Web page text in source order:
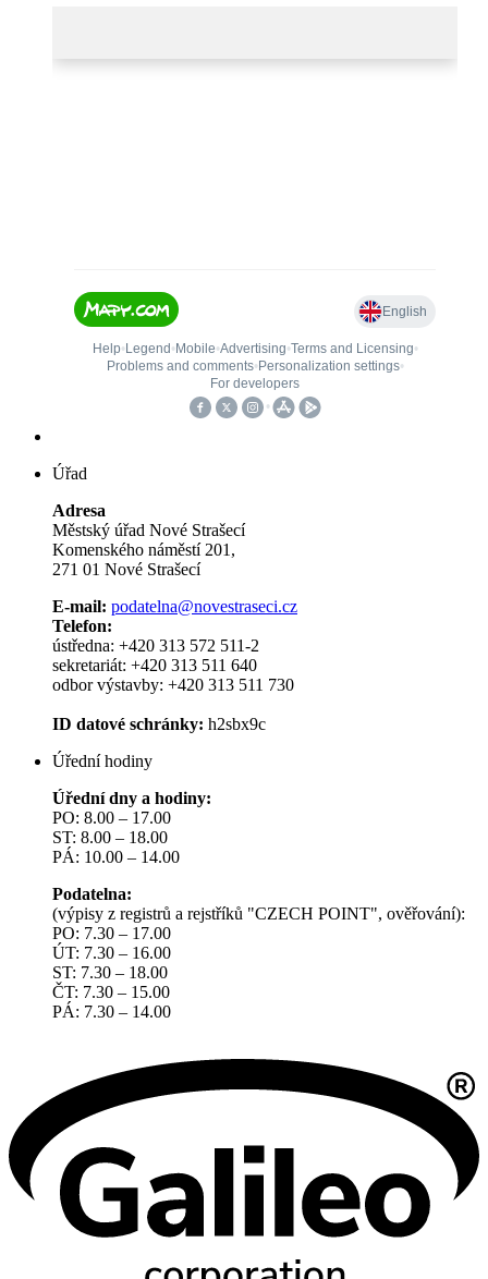
Úřad
Adresa
Městský úřad Nové Strašecí
Komenského náměstí 201,
271 01 Nové Strašecí
E-mail: podatelna@novestraseci.cz
Telefon:
ústředna: +420 313 572 511-2
sekretariát: +420 313 511 640
odbor výstavby: +420 313 511 730
ID datové schránky: h2sbx9c
Úřední hodiny
Úřední dny a hodiny:
PO: 8.00 – 17.00
ST: 8.00 – 18.00
PÁ: 10.00 – 14.00
Podatelna:
(výpisy z registrů a rejstříků "CZECH POINT", ověřování):
PO: 7.30 – 17.00
ÚT: 7.30 – 16.00
ST: 7.30 – 18.00
ČT: 7.30 – 15.00
PÁ: 7.30 – 14.00